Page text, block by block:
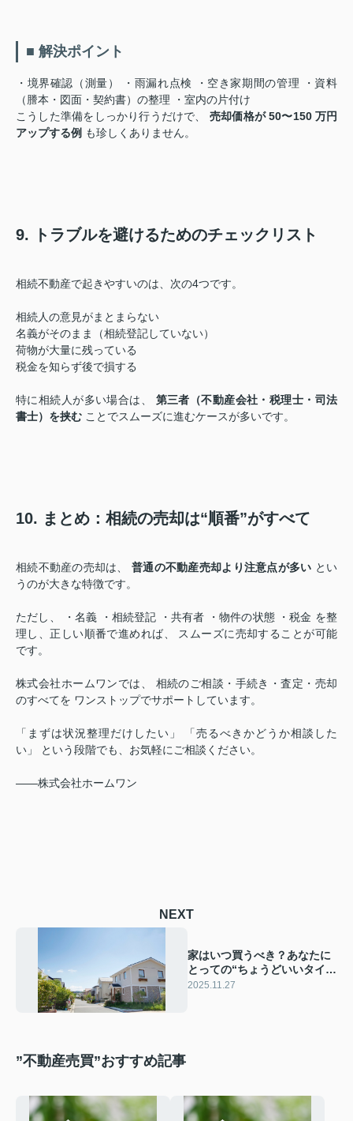
■ 解決ポイント
・境界確認（測量） ・雨漏れ点検 ・空き家期間の管理 ・資料
（謄本・図面・契約書）の整理 ・室内の片付け
こうした準備をしっかり行うだけで、 売却価格が 50〜150 万円
アップする例 も珍しくありません。
9. トラブルを避けるためのチェックリスト
相続不動産で起きやすいのは、次の4つです。
相続人の意見がまとまらない
名義がそのまま（相続登記していない）
荷物が大量に残っている
税金を知らず後で損する
特に相続人が多い場合は、 第三者（不動産会社・税理士・司法
書士）を挟む ことでスムーズに進むケースが多いです。
10. まとめ：相続の売却は“順番”がすべて
相続不動産の売却は、普通の不動産売却より注意点が多い とい
うのが大きな特徴です。
ただし、 ・名義 ・相続登記 ・共有者 ・物件の状態 ・税金 を整
理し、正しい順番で進めれば、 スムーズに売却することが可能
です。
株式会社ホームワンでは、 相続のご相談・手続き・査定・売却
のすべてを ワンストップでサポートしています。
「まずは状況整理だけしたい」 「売るべきかどうか相談した
い」 という段階でも、お気軽にご相談ください。
――株式会社ホームワン
NEXT
家はいつ買うべき？あなたに
とっての“ちょうどいいタイミ
ング”とは
2025.11.27
”不動産売買”おすすめ記事